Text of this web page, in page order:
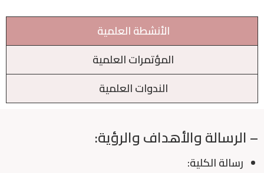
الأنشطة العلمية
المؤتمرات العلمية
الندوات العلمية
– الرسالة والأهداف والرؤية:
رسالة الكلية: